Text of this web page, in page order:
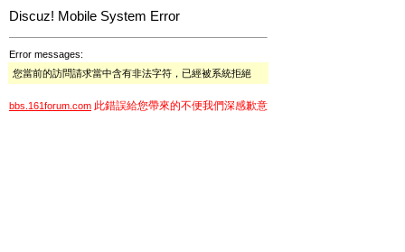
Discuz! Mobile System Error
Error messages:
您當前的訪問請求當中含有非法字符，已經被系統拒絕
bbs.161forum.com 此錯誤給您帶來的不便我們深感歉意